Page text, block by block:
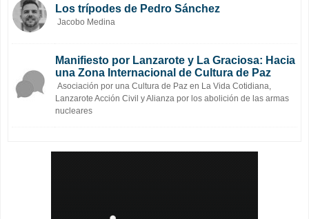
Los trípodes de Pedro Sánchez
Jacobo Medina
Manifiesto por Lanzarote y La Graciosa: Hacia
una Zona Internacional de Cultura de Paz
Asociación por una Cultura de Paz en La Vida Cotidiana,
Lanzarote Acción Civil y Alianza por los abolición de las armas
nucleares